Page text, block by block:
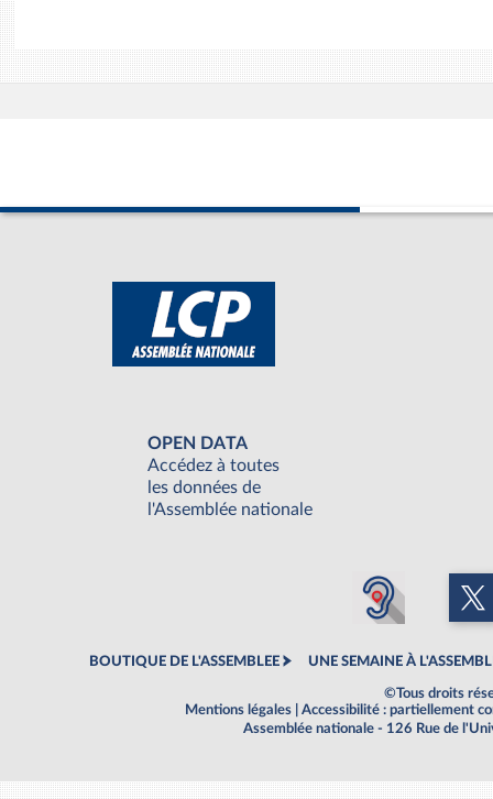
OPEN DATA
Accédez à toutes
les données de
l'Assemblée nationale
BOUTIQUE DE L'ASSEMBLEE UNE SEMAINE À
©Tous droits
Mentions légales
Accessibilité : partiellement
Assemblée nationale - 126 Rue de